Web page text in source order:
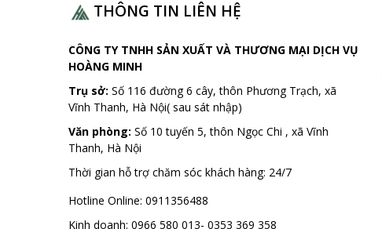
THÔNG TIN LIÊN HỆ
CÔNG TY TNHH SẢN XUẤT VÀ THƯƠNG MẠI DỊCH VỤ
HOÀNG MINH
Trụ sở: Số 116 đường 6 cây, thôn Phương Trạch, xã
Vĩnh Thanh, Hà Nội( sau sát nhập)
Văn phòng: Số 10 tuyến 5, thôn Ngọc Chi , xã Vĩnh
Thanh, Hà Nội
Thời gian hỗ trợ chăm sóc khách hàng: 24/7
Hotline Online: 0911356488
Kinh doanh: 0966 580 013- 0353 369 358